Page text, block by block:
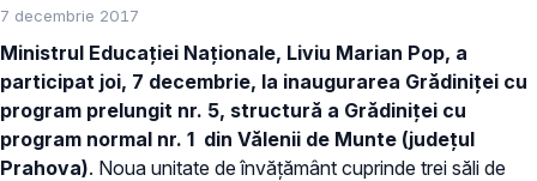
7 decembrie 2017
Ministrul Educației Naționale, Liviu Marian Pop, a
participat joi, 7 decembrie, la inaugurarea Grădiniței cu
program prelungit nr. 5, structură a Grădiniței cu
program normal nr. 1 din Vălenii de Munte (județul
Prahova). Noua unitate de învățământ cuprinde trei săli de